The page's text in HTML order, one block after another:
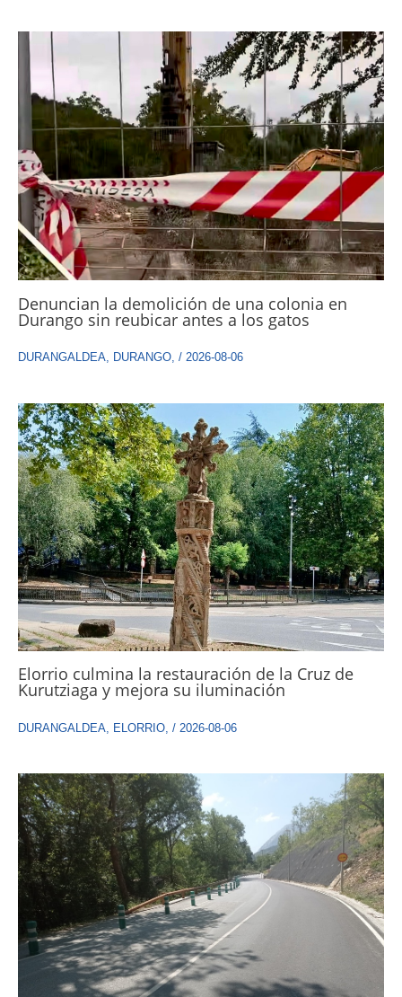
Denuncian la demolición de una colonia en
Durango sin reubicar antes a los gatos
DURANGALDEA, DURANGO, / 2026-08-06
Elorrio culmina la restauración de la Cruz de
Kurutziaga y mejora su iluminación
DURANGALDEA ELORRIO / 2026-08-06